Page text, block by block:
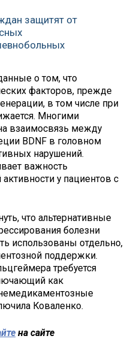
защитят от
о том, что
факторов, прежде
в том числе при
Многими
взаимосвязь между
BDNF в головном
нарушений.
важность
у пациентов с
что альтернативные
болезни
использованы отдельно,
поддержки.
требуется
как
Коваленко.
на сайте